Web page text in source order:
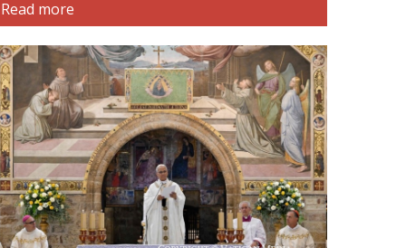
Read more